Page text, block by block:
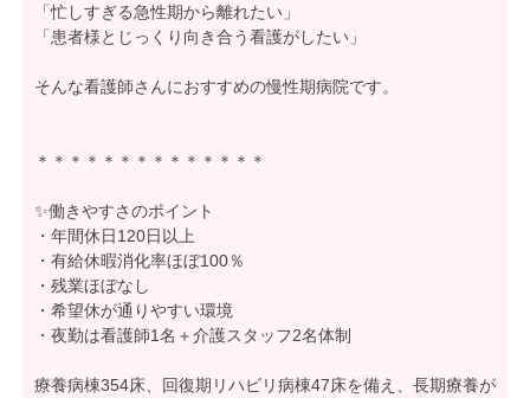
「忙しすぎる急性期から離れたい」
「患者様とじっくり向き合う看護がしたい」
そんな看護師さんにおすすめの慢性期病院です。
＊＊＊＊＊＊＊＊＊＊＊＊＊＊
✨働きやすさのポイント
・年間休日120日以上
・有給休暇消化率ほぼ100％
・残業ほぼなし
・希望休が通りやすい環境
・夜勤は看護師1名＋介護スタッフ2名体制
療養病棟354床、回復期リハビリ病棟47床を備え、長期療養が